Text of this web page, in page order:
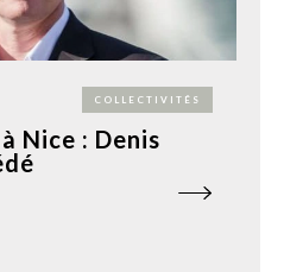
COLLECTIVITÉS
Nice : Denis